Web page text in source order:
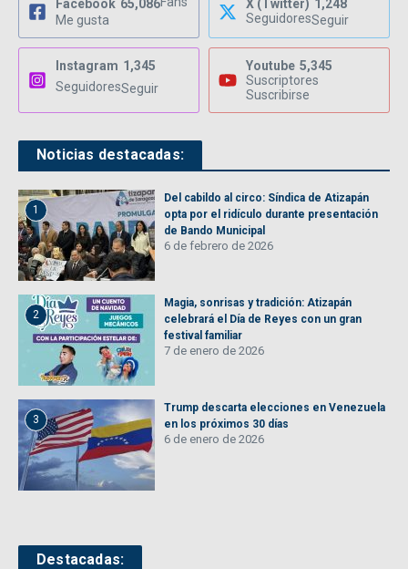
Facebook 65,086
Me gusta
X (Twitter) 1,248
SeguidoresSeguir
Instagram 1,345
SeguidoresSeguir
Youtube 5,345
Suscriptores
Suscribirse
Noticias destacadas:
1
Del cabildo al circo: Síndica de Atizapán
opta por el ridículo durante presentación
de Bando Municipal
6 de febrero de 2026
2
Magia, sonrisas y tradición: Atizapán
celebrará el Día de Reyes con un gran
festival familiar
7 de enero de 2026
3
Trump descarta elecciones en Venezuela
en los próximos 30 días
6 de enero de 2026
Destacadas: